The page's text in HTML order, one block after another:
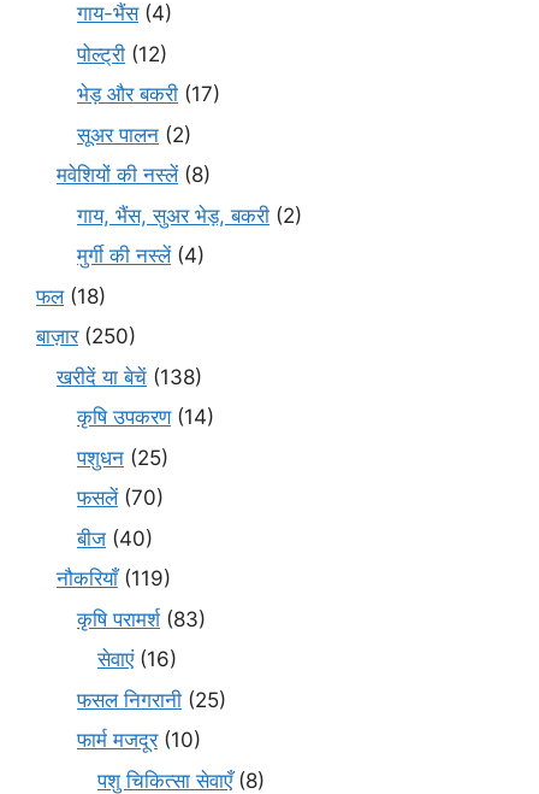
गाय-भैंस(4)
पोल्ट्री (12)
भेड़ और बकरी (17)
सूअर पालन (2)
मवेशियों की नस्लें(8)
गाय, भैंस, सुअर भेड़, बकरी (2)
मुर्गी की नस्लें(4)
फल(18)
बाज़ार(250)
खरीदें या बेचें (138)
कृषि उपकरण(14)
पशुधन (25)
फसलें(70)
बीज (40)
नौकरियाँ(119)
कृषि परामर्श(83)
सेवाएं(16)
फसल निगरानी (25)
फार्म मजदूर(10)
पशु चिकित्सा सेवाएँ(8)